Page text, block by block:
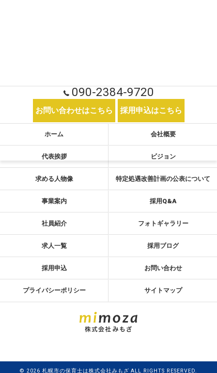
090-2384-9720
お問い合わせはこちら 採用申込はこちら
ホーム 会社概要
代表挨拶 ビジョン
求める人物像 特定処遇改善計画の公表について
事業案内 採用Q&A
社員紹介 フォトギャラリー
求人一覧 採用ブログ
採用申込 お問い合わせ
プライバシーポリシー サイトマップ
© 2026 札幌市の保育士は株式会社みもざ ALL RIGHTS RESERVED.